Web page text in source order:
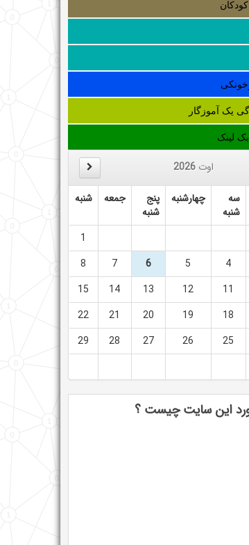
یک آموزگار
لینک
اوت 2026
سه
شنبه
چهارشنبه
پنج
شنبه
جمعه شنبه
1
4
5
6
7
8
11
12
13
14
15
18
19
20
21
22
25
26
27
28
29
این سایت چیست ؟